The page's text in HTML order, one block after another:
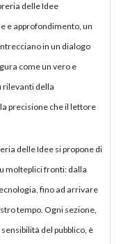
delle Idee
e approfondimento, un
in un dialogo
come un vero e
rilevanti della
precisione che il lettore
delle Idee si propone di
molteplici fronti: dalla
fino ad arrivare
tempo. Ogni sezione,
del pubblico, è